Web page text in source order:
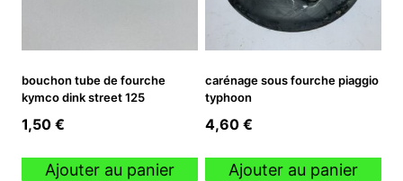
bouchon tube de fourche
kymco dink street 125
1,50 €
Ajouter au panier
carénage sous fourche piaggio
typhoon
4,60 €
Ajouter au panier